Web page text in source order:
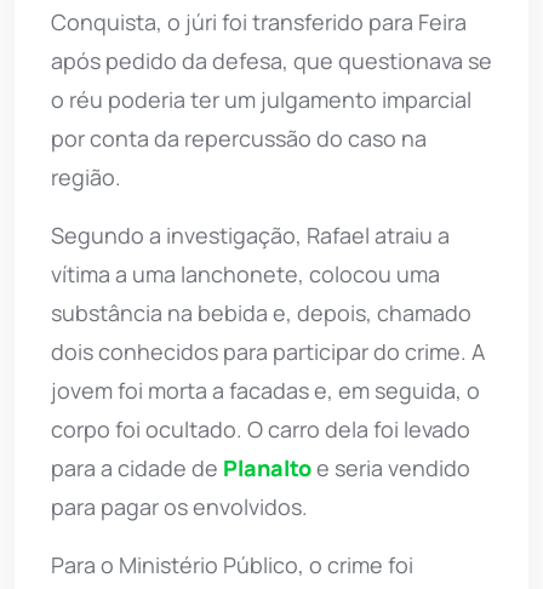
Conquista, o júri foi transferido para Feira
após pedido da defesa, que questionava se
o réu poderia ter um julgamento imparcial
por conta da repercussão do caso na
região.
Segundo a investigação, Rafael atraiu a
vítima a uma lanchonete, colocou uma
substância na bebida e, depois, chamado
dois conhecidos para participar do crime. A
jovem foi morta a facadas e, em seguida, o
corpo foi ocultado. O carro dela foi levado
para a cidade de Planaltoe seria vendido
para pagar os envolvidos.
Para o Ministério Público, o crime foi